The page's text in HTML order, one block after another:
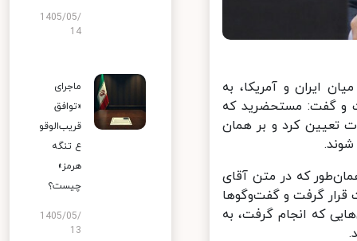
ایران و آمریکا، به
و گفت: مستحضرید که
مبنای مذاکرات تعیین کرد و بر همان
که در متن آقای
این ۱۰ بند مبنای مذاکرات قرار گرفت و گفت‌وگوها
که انجام گرفت، به
1405/05/
14
ماجرای
«توافق
قریب‌الوقو
ع تنگه
هرمز»
چیست؟
1405/05/
13